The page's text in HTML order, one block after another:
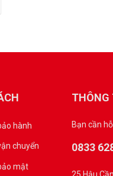
hành
chuyển
mật
THÔNG
Bạn cần
0833